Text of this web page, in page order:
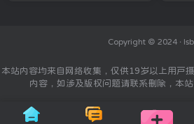
Copyright © 2024 ·
本站内容均来自网络收集，仅供19岁以上用户
内容，如涉及版权问题请联系删除，本站